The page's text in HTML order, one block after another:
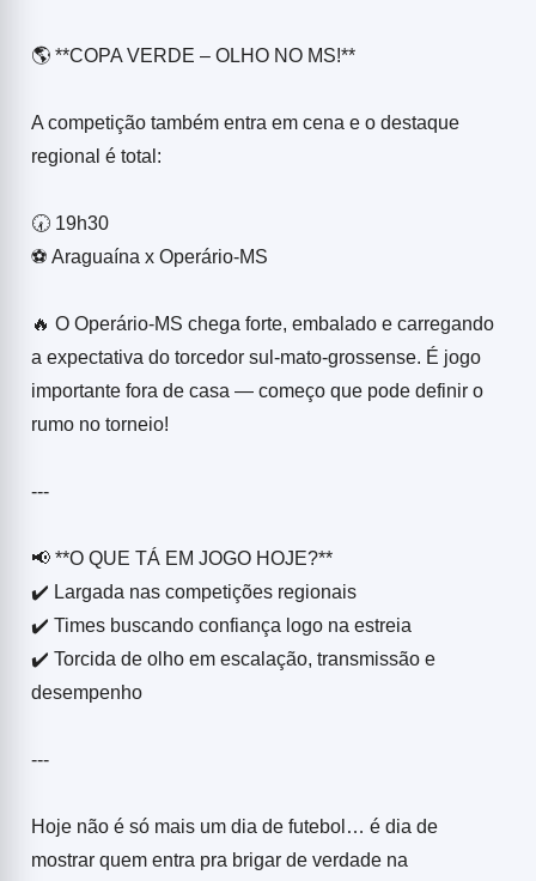
🌎 **COPA VERDE – OLHO NO MS!**
A competição também entra em cena e o destaque
regional é total:
🕢 19h30
⚽ Araguaína x Operário-MS
🔥 O Operário-MS chega forte, embalado e carregando
a expectativa do torcedor sul-mato-grossense. É jogo
importante fora de casa — começo que pode definir o
rumo no torneio!
---
📢 **O QUE TÁ EM JOGO HOJE?**
✔️ Largada nas competições regionais
✔️ Times buscando confiança logo na estreia
✔️ Torcida de olho em escalação, transmissão e
desempenho
---
Hoje não é só mais um dia de futebol… é dia de
mostrar quem entra pra brigar de verdade na